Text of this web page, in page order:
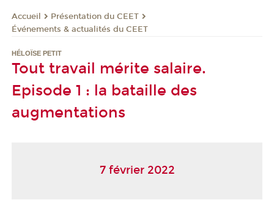
Accueil
Présentation du CEET
Événements & actualités du CEET
HÉLOÏSE PETIT
Tout travail mérite salaire.
Episode 1 : la bataille des
augmentations
7 février 2022